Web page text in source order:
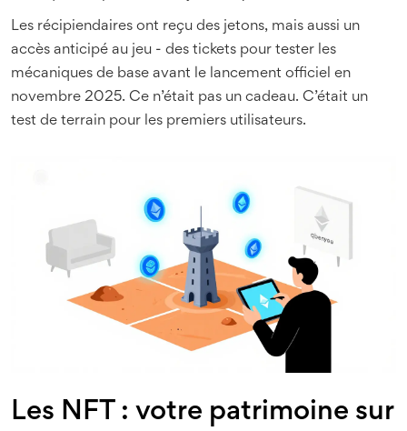
Les récipiendaires ont reçu des jetons, mais aussi un
accès anticipé au jeu - des tickets pour tester les
mécaniques de base avant le lancement officiel en
novembre 2025. Ce n’était pas un cadeau. C’était un
test de terrain pour les premiers utilisateurs.
Les NFT : votre patrimoine sur